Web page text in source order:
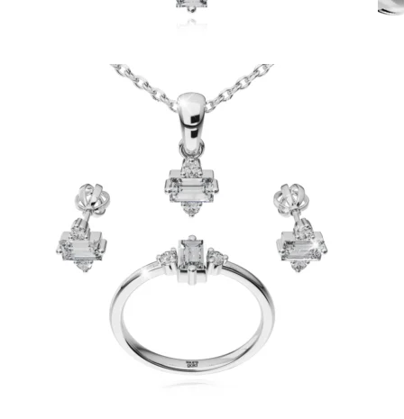
Twist Elegance
Zásnubné prstne z kolekcie Twist Elegance.